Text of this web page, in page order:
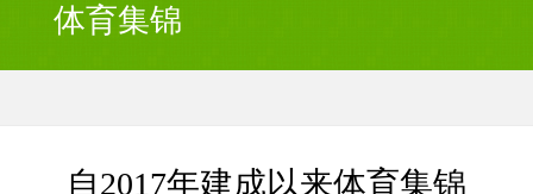
体育集锦
自2017年建成以来体育集锦